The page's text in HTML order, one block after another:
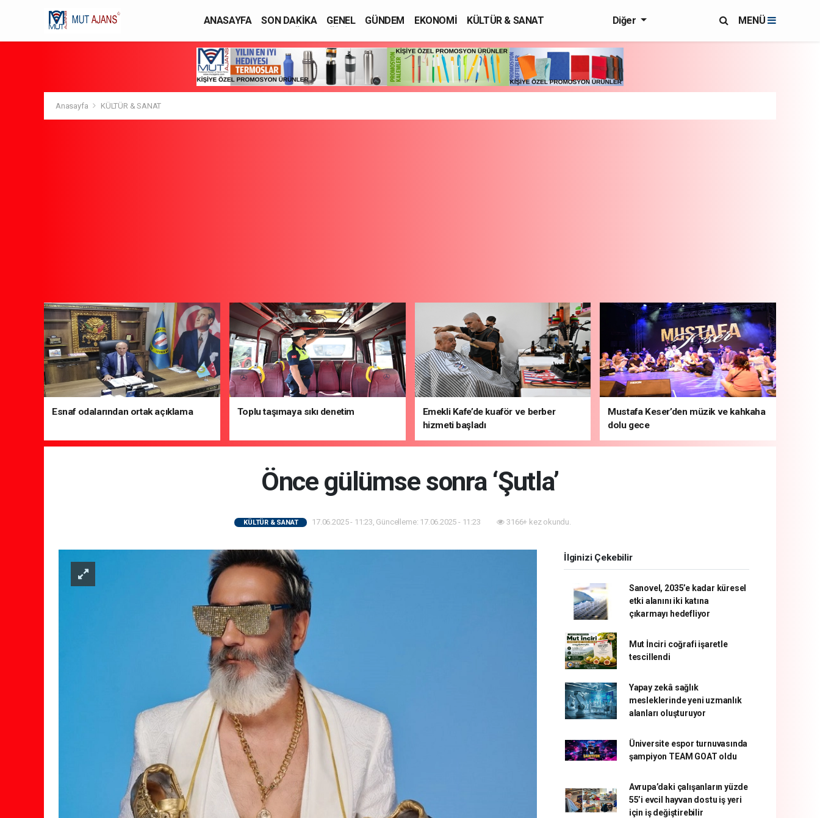
ANASAYFA SON DAKİKA GENEL GÜNDEM EKONOMİ
KÜLTÜR & SANAT
Diğer MENÜ
Anasayfa KÜLTÜR & SANAT
Esnaf odalarından ortak açıklama Toplu taşımaya sıkı denetim
Emekli Kafe’de kuaför ve berber
hizmeti başladı
Mustafa Keser’den müzik ve kahkaha
dolu gece
Önce gülümse sonra ‘Şutla’
KÜLTÜR & SANAT 17.06.2025 - 11:23, Güncelleme: 17.06.2025 - 11:23 3166+ kez okundu.
İlginizi Çekebilir
Sanovel, 2035’e kadar küresel
etki alanını iki katına
çıkarmayı hedefliyor
Mut İnciri coğrafi işaretle
tescillendi
Yapay zekâ sağlık
mesleklerinde yeni uzmanlık
alanları oluşturuyor
Üniversite espor turnuvasında
şampiyon TEAM GOAT oldu
Avrupa’daki çalışanların yüzde
55’i evcil hayvan dostu iş yeri
için iş değiştirebilir